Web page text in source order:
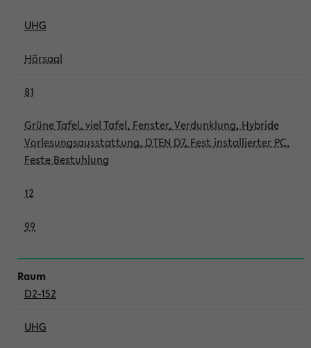
UHG
Hörsaal
81
Grüne Tafel, viel Tafel, Fenster, Verdunklung, Hybride
Vorlesungsausstattung, DTEN D7, Fest installierter PC,
Feste Bestuhlung
12
99
D2-152
UHG